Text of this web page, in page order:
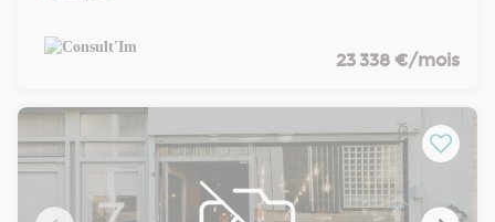
sous-sol relié.
CARACTERISTIQUES DE L'OFFRE
Belle hauteur sous-plafond
Climatisation par fraicheur de Paris
Chauffage CPCU
Matériaux de qualité
38,05 m² de caves en sous-sol
23 338 €/mois